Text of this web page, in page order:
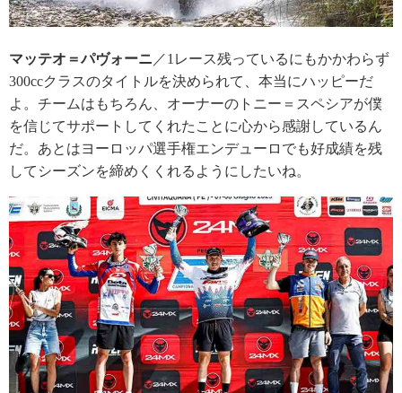
マッテオ＝パヴォーニ ／1レース残っているにもかかわらず
300ccクラスのタイトルを決められて、本当にハッピーだ
よ。チームはもちろん、オーナーのトニー＝スペシアが僕
を信じてサポートしてくれたことに心から感謝しているん
だ。あとはヨーロッパ選手権エンデューロでも好成績を残
してシーズンを締めくくれるようにしたいね。